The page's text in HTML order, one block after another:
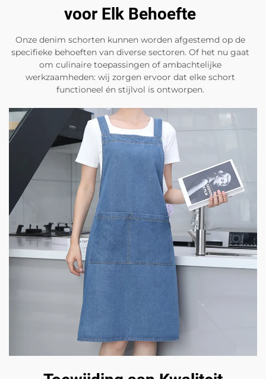
voor Elk Behoefte
Onze denim schorten kunnen worden afgestemd op de
specifieke behoeften van diverse sectoren. Of het nu gaat
om culinaire toepassingen of ambachtelijke
werkzaamheden: wij zorgen ervoor dat elke schort
functioneel én stijlvol is ontworpen.